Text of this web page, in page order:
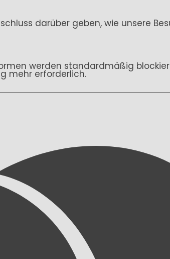
darüber geben, wie unsere
werden standardmäßig
mehr erforderlich.